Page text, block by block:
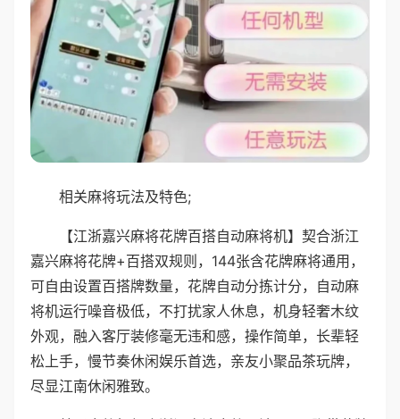
相关麻将玩法及特色;
【江浙嘉兴麻将花牌百搭自动麻将机】契合浙江
嘉兴麻将花牌+百搭双规则，144张含花牌麻将通用，
可自由设置百搭牌数量，花牌自动分拣计分，自动麻
将机运行噪音极低，不打扰家人休息，机身轻奢木纹
外观，融入客厅装修毫无违和感，操作简单，长辈轻
松上手，慢节奏休闲娱乐首选，亲友小聚品茶玩牌，
尽显江南休闲雅致。